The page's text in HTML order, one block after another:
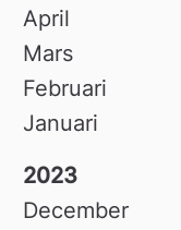
April
Mars
Februari
Januari
2023
December